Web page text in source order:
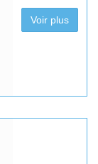
Voir plus